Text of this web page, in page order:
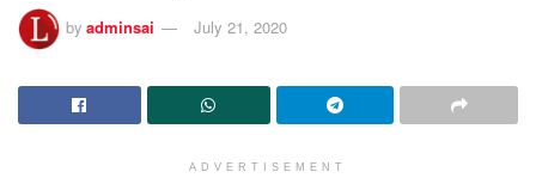
by adminsai July 21, 2020
ADVERTISEMENT